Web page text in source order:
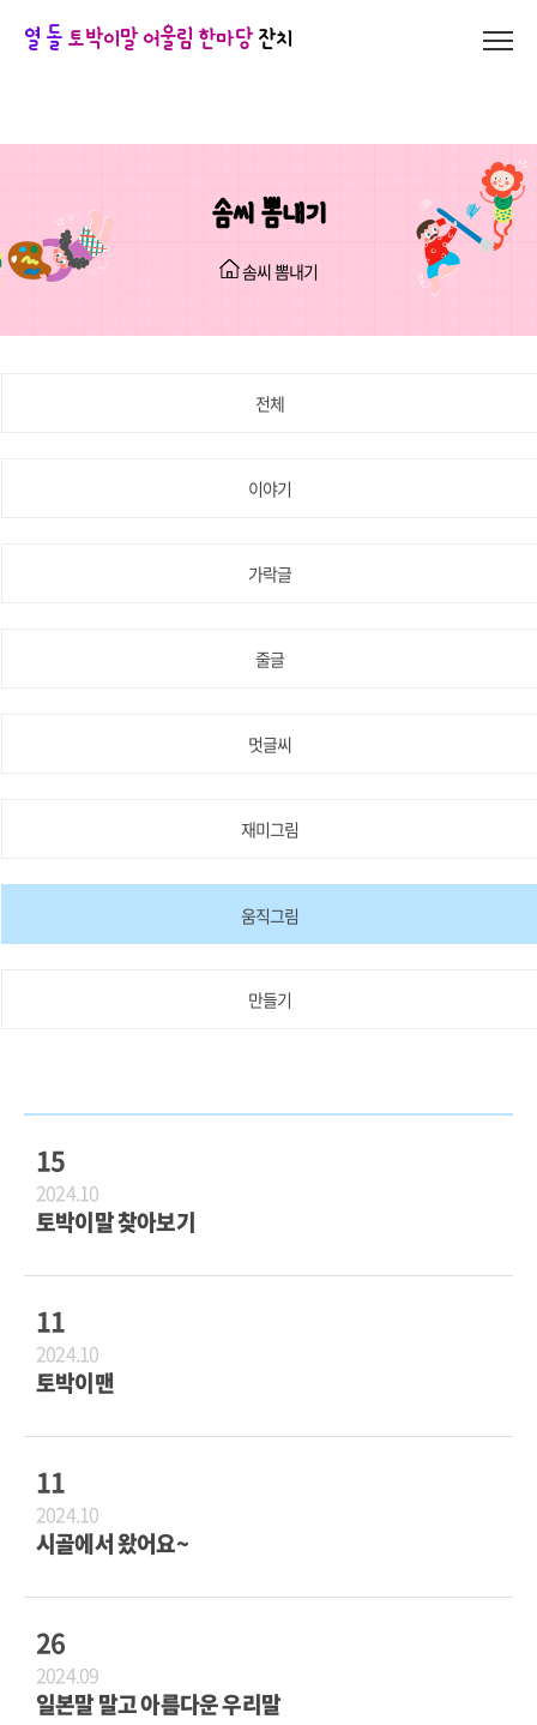
열 돌 토박이말 어울림 한마당잔치
솜씨 뽐내기
솜씨 뽐내기
전체
이야기
가락글
줄글
멋글씨
재미그림
움직그림
만들기
15
2024.10
토박이말 찾아보기
11
2024.10
토박이맨
11
2024.10
시골에서 왔어요~
26
2024.09
일본말 말고 아름다운 우리말